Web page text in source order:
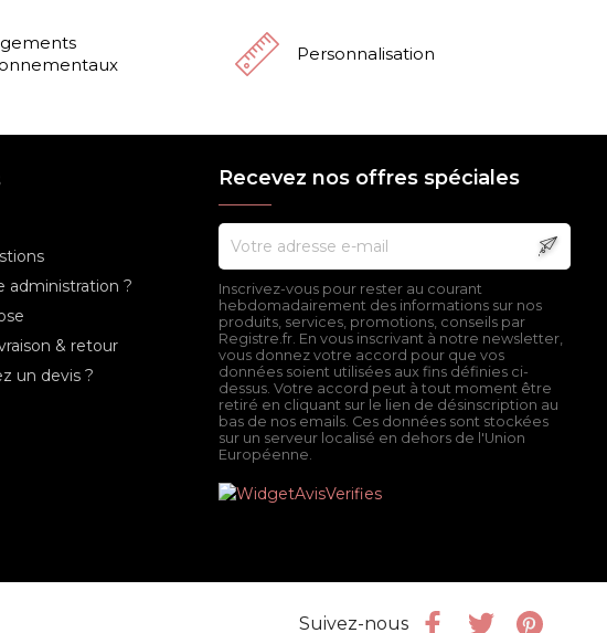
Personnalisation
administration ?
& retour
un devis ?
Recevez nos offres spéciales
Inscrivez-vous pour rester au courant
hebdomadairement des informations sur nos
produits, services, promotions, conseils par
Registre.fr. En vous inscrivant à notre newsletter,
vous donnez votre accord pour que vos
données soient utilisées aux fins définies ci-
dessus. Votre accord peut à tout moment être
retiré en cliquant sur le lien de désinscription au
bas de nos emails. Ces données sont stockées
sur un serveur localisé en dehors de l'Union
Européenne.
Suivez-nous FacebookTwitter